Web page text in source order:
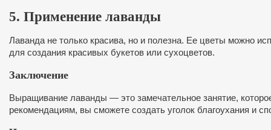
5. Применение лаванды
Лаванда не только красива, но и полезна. Ее цветы можно
для создания красивых букетов или сухоцветов.
Заключение
Выращивание лаванды — это замечательное занятие,
рекомендациям, вы сможете создать уголок благоухания и